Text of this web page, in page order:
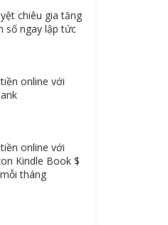
online với
online với
Kindle Book $
Marketing từ
tiếp tiếng Hàn